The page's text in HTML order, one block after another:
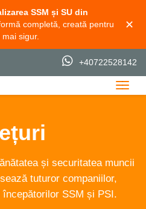
SSM și SU din
completă, creată pentru
sigur.
✕
+40722528142
și securitatea muncii
tuturor companiilor,
SSM și PSI.